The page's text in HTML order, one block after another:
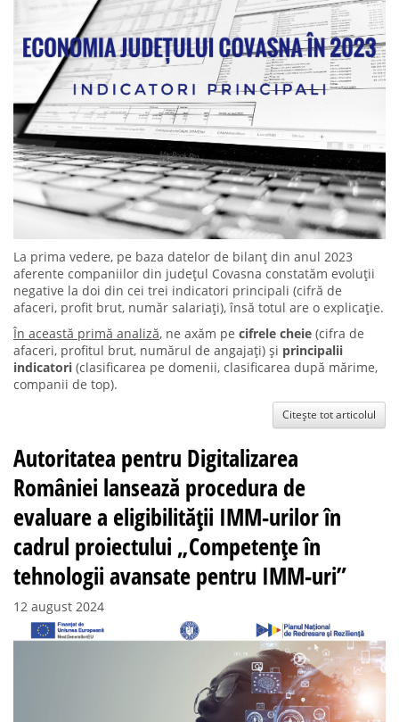
La prima vedere, pe baza datelor de bilanț din anul 2023
aferente companiilor din județul Covasna constatăm evoluții
negative la doi din cei trei indicatori principali (cifră de
afaceri, profit brut, număr salariați), însă totul are o explicație.
În această primă analiză, ne axăm pe cifrele cheie (cifra de
afaceri, profitul brut, numărul de angajați) și principalii
indicatori (clasificarea pe domenii, clasificarea după mărime,
companii de top).
Citește tot articolul
Autoritatea pentru Digitalizarea
României lansează procedura de
evaluare a eligibilității IMM-urilor în
cadrul proiectului „Competențe în
tehnologii avansate pentru IMM-uri”
12 august 2024